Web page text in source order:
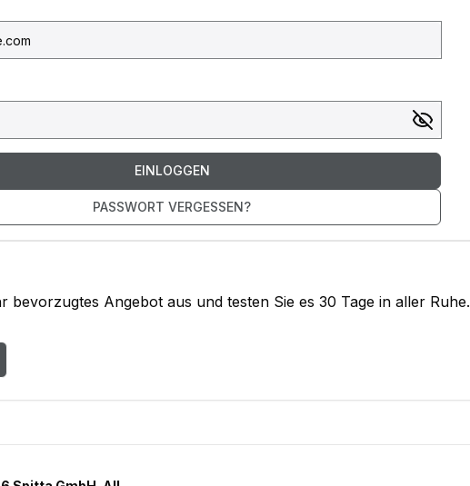
EINLOGGEN
PASSWORT VERGESSEN?
bevorzugtes Angebot aus und testen Sie es 30 Tage in aller Ruhe.